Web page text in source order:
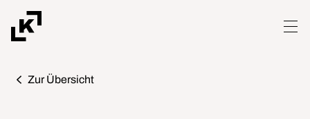
Zur Übersicht